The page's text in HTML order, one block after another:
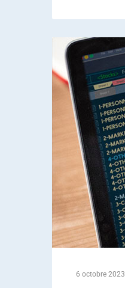
6 octobre 2023